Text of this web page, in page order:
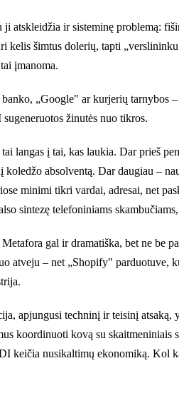
atskleidžia ir sisteminę problemą:
kelis šimtus dolerių, tapti
įmanoma.
„Google" ar kurjerių tarnybos
žinutės nuo tikros.
langas į tai, kas laukia. Dar prieš
absolventą. Dar daugiau –
minimi tikri vardai, adresai, net
sintezę telefoniniams
gal ir dramatiška, bet ne be
atveju – net „Shopify"
apjungusi techninį ir teisinį
koordinuoti kovą su skaitmeniniais
keičia nusikaltimų ekonomiką. Kol